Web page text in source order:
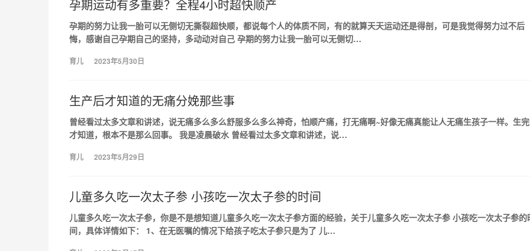
孕期运动有多重要？全程4小时超快顺产
孕期的努力让我一胎可以无侧切无撕裂超快顺，都说每个人的体质不同，有的就算天天运动还是得剖，可是我觉得努力过不后
悔，感谢自己孕期自己的坚持，多动动对自己 孕期的努力让我一胎可以无侧切…
育儿 2023年5月30日
生产后才知道的无痛分娩那些事
曾经看过太多文章和讲述，说无痛多么多么舒服多么多么神奇，怕顺产痛，打无痛啊~好像无痛真能让人无痛生孩子一样。生完
才知道，根本不是那么回事。 我是凌晨破水 曾经看过太多文章和讲述，说…
育儿 2023年5月29日
儿童多久吃一次太子参 小孩吃一次太子参的时间
儿童多久吃一次太子参，你是不是想知道儿童多久吃一次太子参方面的经验，关于儿童多久吃一次太子参 小孩吃一次太子参的
间，具体详情如下： 1、在无医嘱的情况下给孩子吃太子参只是为了 儿…